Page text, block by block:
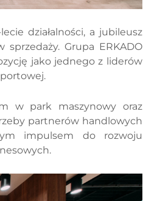
działalności, a jubileusz
Grupa ERKADO
jako jednego z liderów
w park maszynowy oraz
partnerów handlowych
impulsem do rozwoju